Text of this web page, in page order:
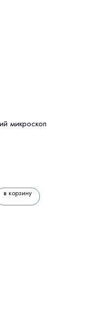
микроскоп
в корзину